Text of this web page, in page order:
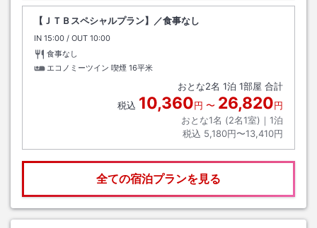
【ＪＴＢスペシャルプラン】／食事なし
IN チェックイン
15:00 / OUT チェックアウト
10:00
食事なし
エコノミーツイン 喫煙 16平米
おとな2名 1泊 1部屋 合計
税込 10,360円 〜 26,820円
おとな1名 (2名1室)｜ 1泊
税込 5,180円〜13,410円
全ての宿泊プランを見る